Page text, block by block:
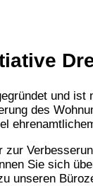
und
des
Sie sich
unseren